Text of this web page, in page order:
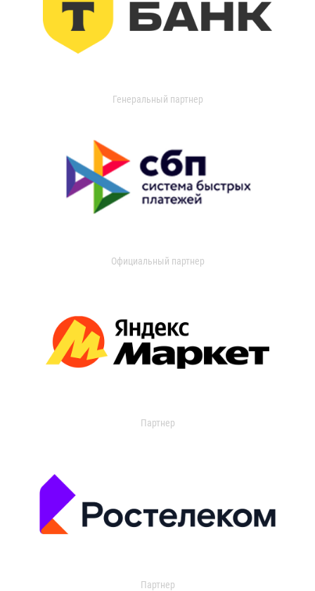
Генеральный партнер
Официальный партнер
Партнер
Партнер